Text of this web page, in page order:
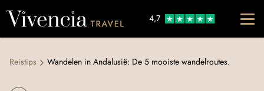
4,7
Reistips Wandelen in Andalusië: De 5 mooiste wandelroutes.